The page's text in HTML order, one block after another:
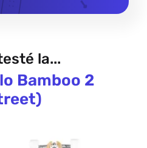
la...
Bamboo 2